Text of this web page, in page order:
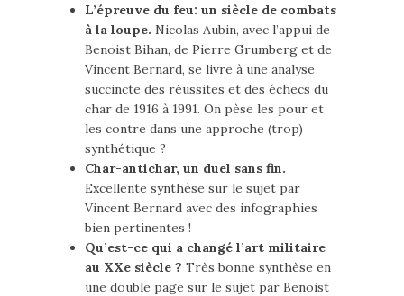
L’épreuve du feu: un siècle de combats
à la loupe. Nicolas Aubin, avec l’appui de
Benoist Bihan, de Pierre Grumberg et de
Vincent Bernard, se livre à une analyse
succincte des réussites et des échecs du
char de 1916 à 1991. On pèse les pour et
les contre dans une approche (trop)
synthétique ?
Char-antichar, un duel sans fin.
Excellente synthèse sur le sujet par
Vincent Bernard avec des infographies
bien pertinentes !
Qu’est-ce qui a changé l’art militaire
au XXe siècle ? Très bonne synthèse en
une double page sur le sujet par Benoist